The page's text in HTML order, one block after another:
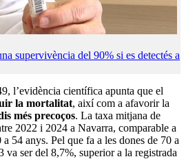
supervivència del 90% si es detectés a
l’evidència científica apunta que el
la mortalitat, així com a afavorir la
més precoços. La taxa mitjana de
2022 i 2024 a Navarra, comparable a
54 anys. Pel que fa a les dones de 70 a
va ser del 8,7%, superior a la registrada